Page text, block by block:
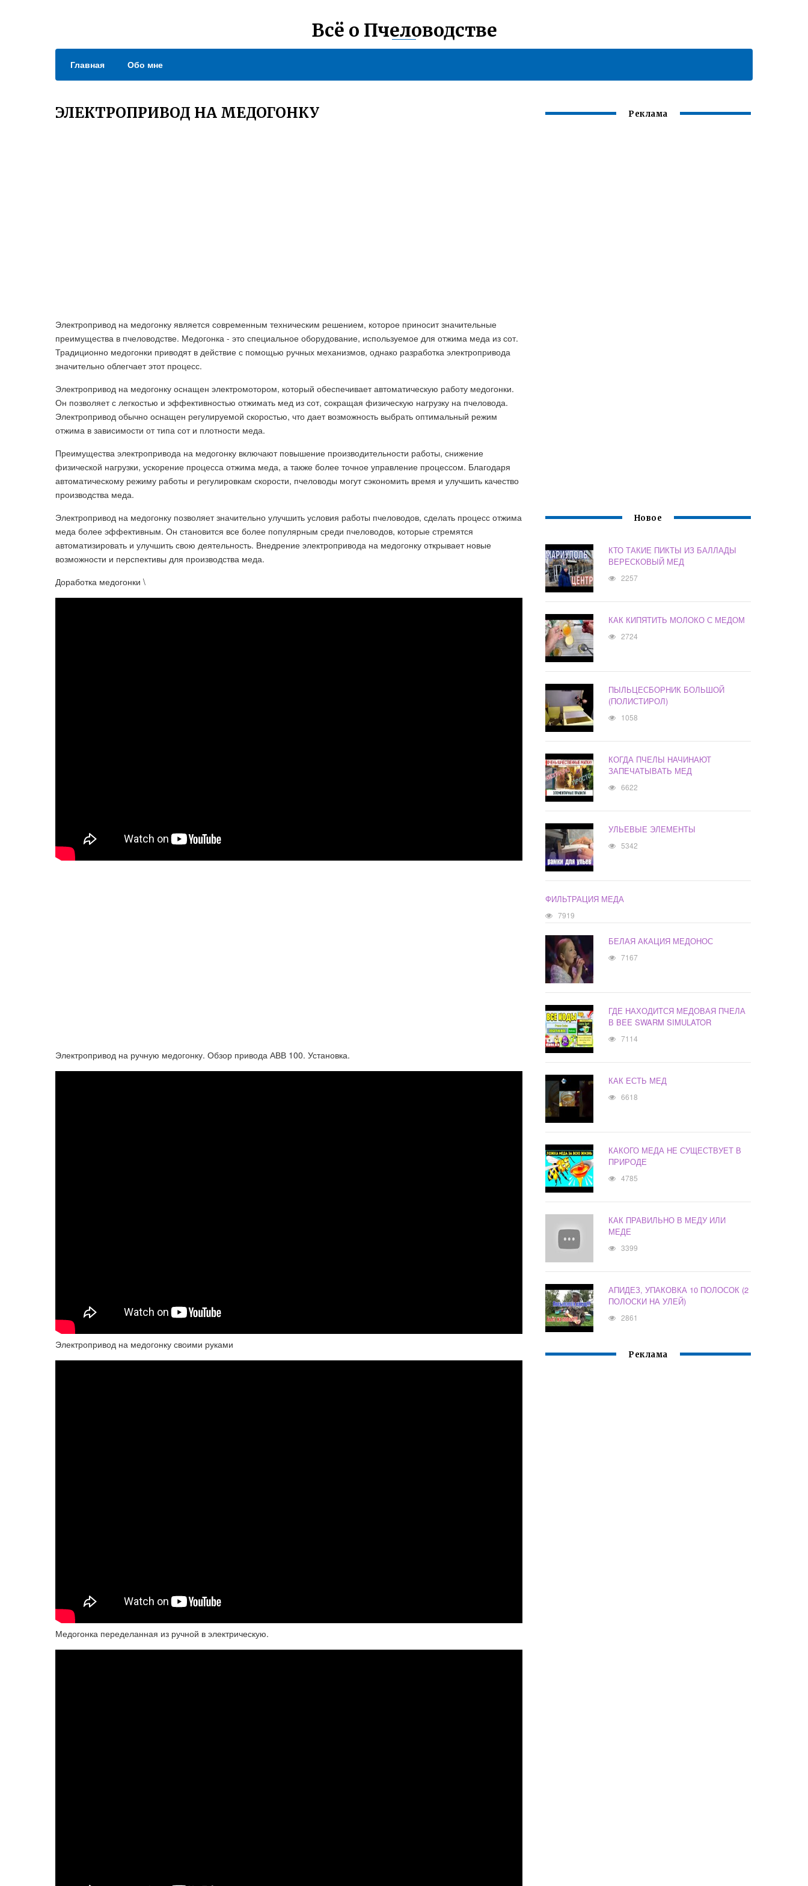
Всё о Пчеловодстве
Главная Обо мне
ЭЛЕКТРОПРИВОД НА МЕДОГОНКУ
Электропривод на медогонку является современным техническим решением, которое приносит значительные
преимущества в пчеловодстве. Медогонка - это специальное оборудование, используемое для отжима меда из сот.
Традиционно медогонки приводят в действие с помощью ручных механизмов, однако разработка электропривода
значительно облегчает этот процесс.
Электропривод на медогонку оснащен электромотором, который обеспечивает автоматическую работу медогонки.
Он позволяет с легкостью и эффективностью отжимать мед из сот, сокращая физическую нагрузку на пчеловода.
Электропривод обычно оснащен регулируемой скоростью, что дает возможность выбрать оптимальный режим
отжима в зависимости от типа сот и плотности меда.
Преимущества электропривода на медогонку включают повышение производительности работы, снижение
физической нагрузки, ускорение процесса отжима меда, а также более точное управление процессом. Благодаря
автоматическому режиму работы и регулировкам скорости, пчеловоды могут сэкономить время и улучшить качество
производства меда.
Электропривод на медогонку позволяет значительно улучшить условия работы пчеловодов, сделать процесс отжима
меда более эффективным. Он становится все более популярным среди пчеловодов, которые стремятся
автоматизировать и улучшить свою деятельность. Внедрение электропривода на медогонку открывает новые
возможности и перспективы для производства меда.
Доработка медогонки \
Электропривод на ручную медогонку. Обзор привода АВВ 100. Установка.
Электропривод на медогонку своими руками
Медогонка переделанная из ручной в электрическую.
Реклама
Новое
КТО ТАКИЕ ПИКТЫ ИЗ БАЛЛАДЫ
ВЕРЕСКОВЫЙ МЕД
2257
КАК КИПЯТИТЬ МОЛОКО С МЕДОМ
2724
ПЫЛЬЦЕСБОРНИК БОЛЬШОЙ
(ПОЛИСТИРОЛ)
1058
КОГДА ПЧЕЛЫ НАЧИНАЮТ
ЗАПЕЧАТЫВАТЬ МЕД
6622
УЛЬЕВЫЕ ЭЛЕМЕНТЫ
5342
ФИЛЬТРАЦИЯ МЕДА
7919
БЕЛАЯ АКАЦИЯ МЕДОНОС
7167
ГДЕ НАХОДИТСЯ МЕДОВАЯ ПЧЕЛА
В BEE SWARM SIMULATOR
7114
КАК ЕСТЬ МЕД
6618
КАКОГО МЕДА НЕ СУЩЕСТВУЕТ В
ПРИРОДЕ
4785
КАК ПРАВИЛЬНО В МЕДУ ИЛИ
МЕДЕ
3399
АПИДЕЗ, УПАКОВКА 10 ПОЛОСОК (2
ПОЛОСКИ НА УЛЕЙ)
2861
Реклама